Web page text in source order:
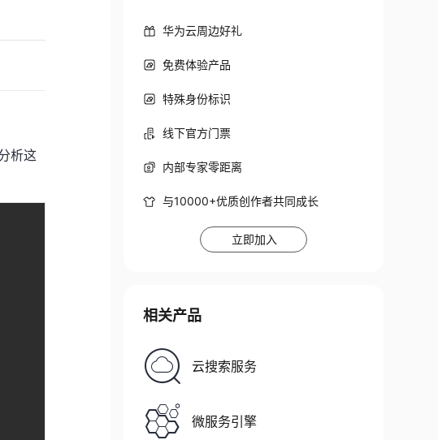
析这
华为云周边好礼
免费体验产品
特殊身份标识
线下官方门票
内部专家零距离
与10000+优质创作者共同成长
立即加入
相关产品
云搜索服务
微服务引擎